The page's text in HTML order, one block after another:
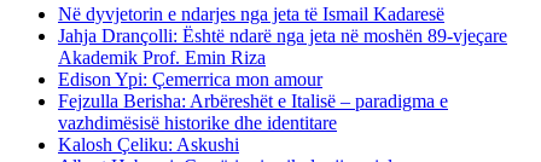
Në dyvjetorin e ndarjes nga jeta të Ismail Kadaresë
Jahja Drançolli: Është ndarë nga jeta në moshën 89-vjeçare
Akademik Prof. Emin Riza
Edison Ypi: Çemerrica mon amour
Fejzulla Berisha: Arbëreshët e Italisë – paradigma e
vazhdimësisë historike dhe identitare
Kalosh Çeliku: Askushi